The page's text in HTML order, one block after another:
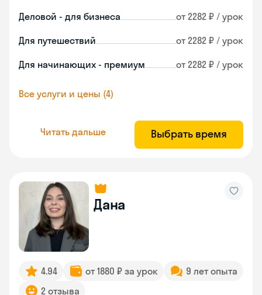
Деловой - для бизнеса от 2282 ₽ / урок
Для путешествий от 2282 ₽ / урок
Для начинающих - премиум от 2282 ₽ / урок
Все услуги и цены (4)
Читать дальше Выбрать время
Дана
4.94 от 1880 ₽ за урок
9 лет опыта
2 отзыва